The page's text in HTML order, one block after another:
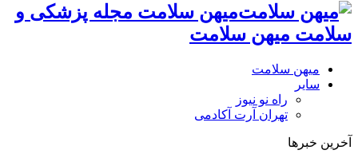
میهن سلامت مجله پزشکی و
سلامت میهن سلامت
میهن سلامت
سایر
راه نو نیوز
تهران آرت آکادمی
آخرین خبرها